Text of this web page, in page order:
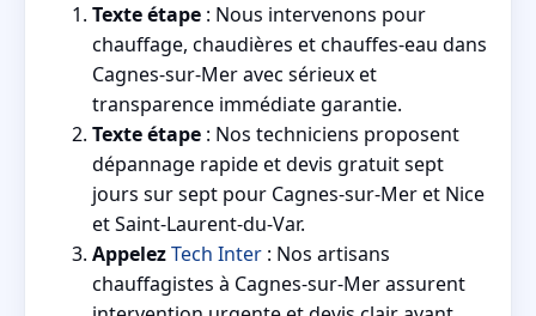
Texte étape : Nous intervenons pour
chauffage, chaudières et chauffes-eau dans
Cagnes-sur-Mer avec sérieux et
transparence immédiate garantie.
Texte étape : Nos techniciens proposent
dépannage rapide et devis gratuit sept
jours sur sept pour Cagnes-sur-Mer et Nice
et Saint-Laurent-du-Var.
AppelezTech Inter : Nos artisans
chauffagistes à Cagnes-sur-Mer assurent